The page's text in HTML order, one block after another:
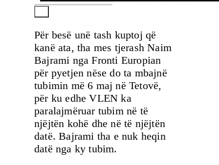
Për besë unë tash kuptoj që
kanë ata, tha mes tjerash Naim
Bajrami nga Fronti Europian
për pyetjen nëse do ta mbajnë
tubimin më 6 maj në Tetovë,
për ku edhe VLEN ka
paralajmëruar tubim në të
njëjtën kohë dhe në të njëjtën
datë. Bajrami tha e nuk heqin
datë nga ky tubim.